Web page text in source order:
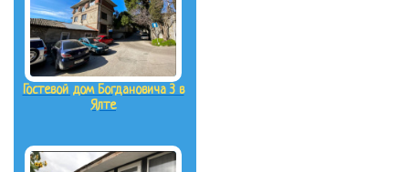
Гостевой дом Богдановича 3 в
Ялте